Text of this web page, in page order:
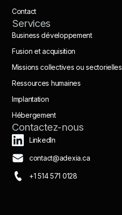
Contact
Services
Business développement
Fusion et acquisition
Missions collectives ou sectorielles
Ressources humaines
Implantation
Hébergement
Contactez-nous
LinkedIn
contact@adexia.ca
+1 514 571 0128